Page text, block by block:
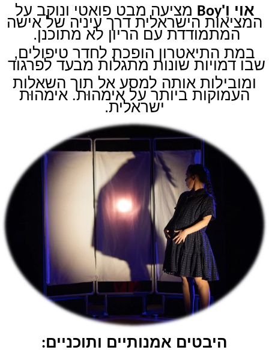
אוי וַ'Boy מציעה מבט פואטי ונוקב על
המציאות הישראלית דרך עיניה של אישה
המתמודדת עם הריון לא מתוכנן.
במת התיאטרון הופכת לחדר טיפולים,
שבו דמויות שונות מתגלות מבעד לפרגוד
ומובילות אותה למסע אל תוך השאלות
העמוקות ביותר על אימהוּת. אימהוּת
ישראלית.
היבטים אמנותיים ותוכניים: